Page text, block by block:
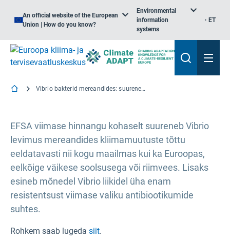
An official website of the European
Union | How do you know?
Environmental
information
systems
ET
Vibrio bakterid mereandides: suurenenud risk kliimamuutuste ja antimikroobikumiresistentsuse tõttu
EFSA viimase hinnangu kohaselt suureneb Vibrio
levimus mereandides kliimamuutuste tõttu
eeldatavasti nii kogu maailmas kui ka Euroopas,
eelkõige väikese soolsusega või riimvees. Lisaks
esineb mõnedel Vibrio liikidel üha enam
resistentsust viimase valiku antibiootikumide
suhtes.
Rohkem saab lugeda siit.